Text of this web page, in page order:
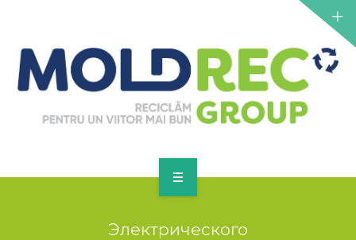
SERVICII
PUNCTE DE COLECTARE
Электрического